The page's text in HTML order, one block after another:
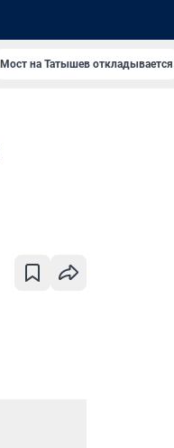
Мост на Татышев откладывается